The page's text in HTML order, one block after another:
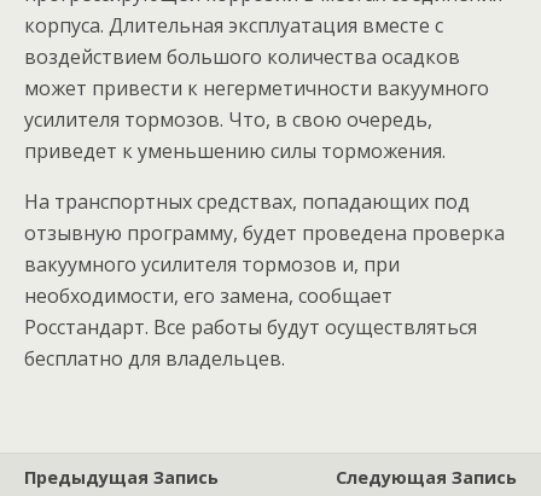
корпуса. Длительная эксплуатация вместе с
воздействием большого количества осадков
может привести к негерметичности вакуумного
усилителя тормозов. Что, в свою очередь,
приведет к уменьшению силы торможения.
На транспортных средствах, попадающих под
отзывную программу, будет проведена проверка
вакуумного усилителя тормозов и, при
необходимости, его замена, сообщает
Росстандарт. Все работы будут осуществляться
бесплатно для владельцев.
Предыдущая Запись Следующая Запись